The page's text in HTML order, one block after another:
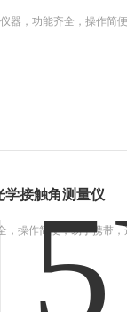
器，功能齐全，操作简
学接触角测量仪
，操作简便，易于携带